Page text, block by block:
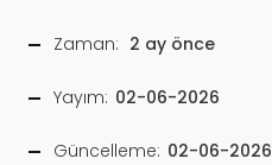
Zaman: 2 ay önce
Yayım: 02-06-2026
Güncelleme: 02-06-2026